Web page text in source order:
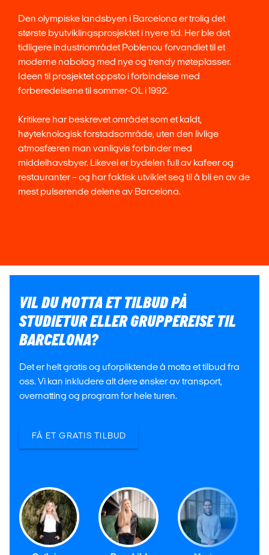
Den olympiske landsbyen i Barcelona er trolig det
største byutviklingsprosjektet i nyere tid. Her ble det
tidligere industriområdet Poblenou forvandlet til et
moderne nabolag med nye og trendy møteplasser.
Ideen til prosjektet oppsto i forbindelse med
forberedelsene til sommer-OL i 1992.
Kritikere har beskrevet området som et kaldt,
høyteknologisk forstadsområde, uten den livlige
atmosfæren man vanligvis forbinder med
middelhavsbyer. Likevel er bydelen full av kafeer og
restauranter – og har faktisk utviklet seg til å bli en av de
mest pulserende delene av Barcelona.
VIL DU MOTTA ET TILBUD PÅ
STUDIETUR ELLER GRUPPEREISE TIL
BARCELONA?
Det er helt gratis og uforpliktende å motta et tilbud fra
oss. Vi kan inkludere alt dere ønsker av transport,
overnatting og program for hele turen.
FÅ ET GRATIS TILBUD